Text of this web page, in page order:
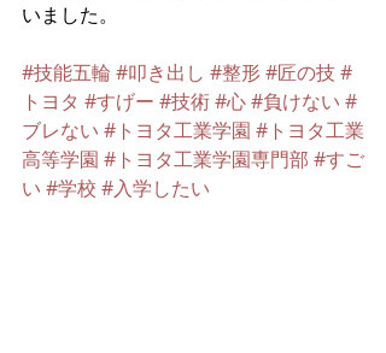
いました。
#技能五輪 #叩き出し #整形 #匠の技#
トヨタ #すげー #技術#心#負けない #
ブレない #トヨタ工業学園 #トヨタ工業
高等学園 #トヨタ工業学園専門部 #すご
い #学校 #入学したい